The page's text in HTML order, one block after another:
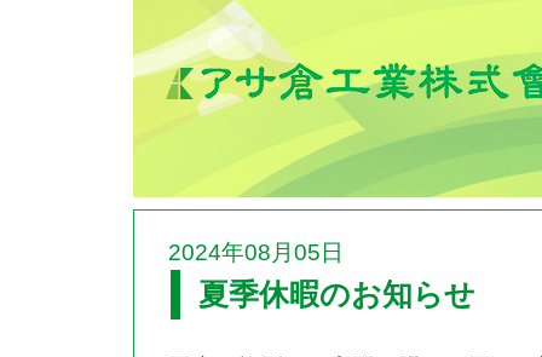
2024年08月05日
夏季休暇のお知らせ